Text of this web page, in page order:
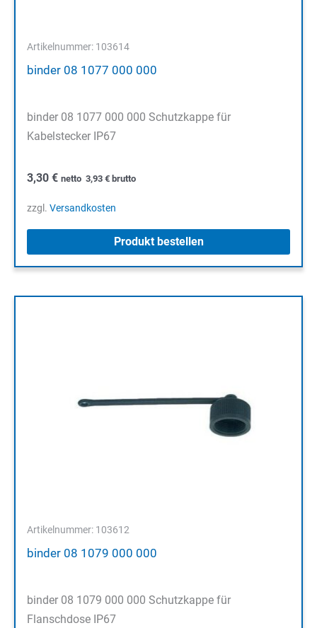
Artikelnummer: 103614
binder 08 1077 000 000
binder 08 1077 000 000 Schutzkappe für
Kabelstecker IP67
3,30 € netto 3,93 € brutto
zzgl. Versandkosten
Produkt bestellen
Artikelnummer: 103612
binder 08 1079 000 000
binder 08 1079 000 000 Schutzkappe für
Flanschdose IP67